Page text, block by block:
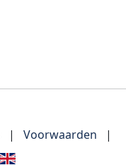
| Voorwaarden
|